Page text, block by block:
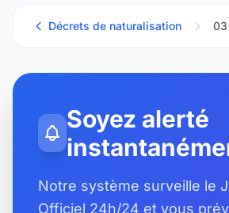
Décrets de naturalisation 03
Soyez alerté
Notre système surveille le
Officiel 24h/24 et vous